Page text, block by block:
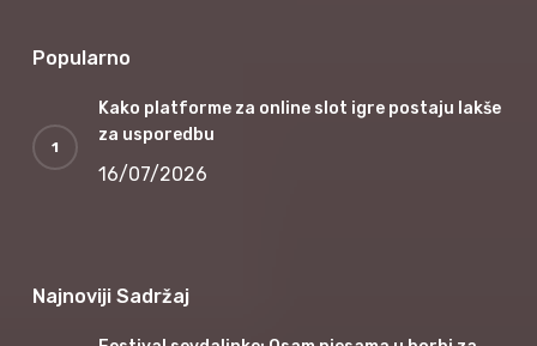
Popularno
Kako platforme za online slot igre postaju lakše
za usporedbu
16/07/2026
Najnoviji Sadržaj